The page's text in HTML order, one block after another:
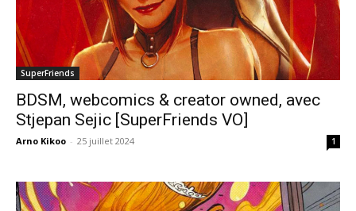
SuperFriends
BDSM, webcomics & creator owned, avec
Stjepan Sejic [SuperFriends VO]
Arno Kikoo - 25 juillet 2024 1